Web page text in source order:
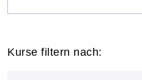
Kurse filtern nach: